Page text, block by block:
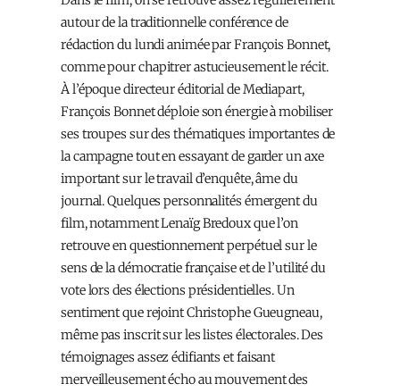
autour de la traditionnelle conférence de
rédaction du lundi animée par François Bonnet,
comme pour chapitrer astucieusement le récit.
Àl’époque directeur éditorial de Mediapart,
François Bonnet déploie son énergie à mobiliser
ses troupes sur des thématiques importantes de
la campagne tout en essayant de garder un axe
important sur le travail d’enquête, âme du
journal. Quelques personnalités émergent du
film, notamment Lenaïg Bredoux que l’on
retrouve en questionnement perpétuel sur le
sens de la démocratie française et de l’utilité du
vote lors des élections présidentielles. Un
sentiment que rejoint Christophe Gueugneau,
même pas inscrit sur les listes électorales. Des
témoignages assez édifiants et faisant
merveilleusement écho au mouvement des